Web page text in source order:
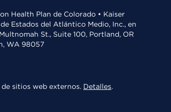
Health Plan de Colorado • Kaiser
Estados del Atlántico Medio, Inc., en
St., Suite 100, Portland, OR
WA 98057
sitios web externos. Detalles.